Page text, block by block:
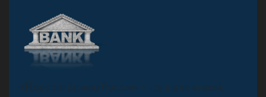
«Н
овости Банков России» – группа компаний,